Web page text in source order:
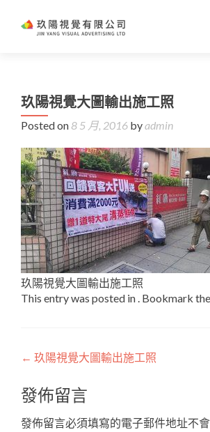
玖陽視覺大圖輸出施工照
Posted on 8 5 月, 2016 byadmin
玖陽視覺大圖輸出施工照
This entry was posted in . Bookmark the
Post
navigation
← 玖陽視覺大圖輸出施工照
發佈留言
發佈留言必須填寫的電子郵件地址不會